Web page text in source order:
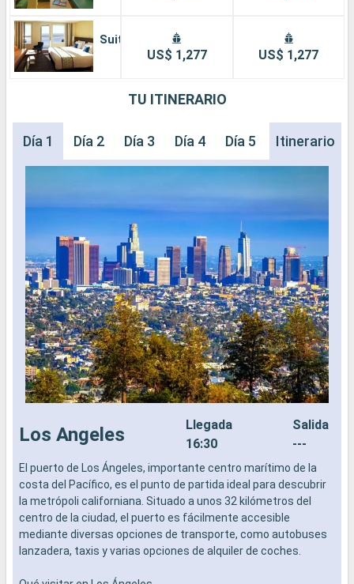
Suite
US$ 1,277 US$ 1,277
TU ITINERARIO
Día 1 Día 2 Día 3 Día 4 Día 5 Día 6 Día
Itinerario
Los Angeles
Llegada
16:30
Salida
---
El puerto de Los Ángeles, importante centro marítimo de la
costa del Pacífico, es el punto de partida ideal para descubrir
la metrópoli californiana. Situado a unos 32 kilómetros del
centro de la ciudad, el puerto es fácilmente accesible
mediante diversas opciones de transporte, como autobuses
lanzadera, taxis y varias opciones de alquiler de coches.